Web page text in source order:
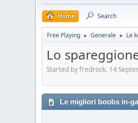
Home Search
Free Playing ► Generale ► Le
Lo
Started by fredrock, 14
Le migliori boobs in-